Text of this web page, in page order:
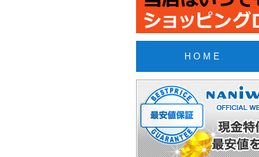
H O M E